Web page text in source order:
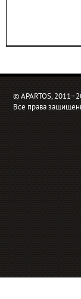
© APARTOS,
Все права